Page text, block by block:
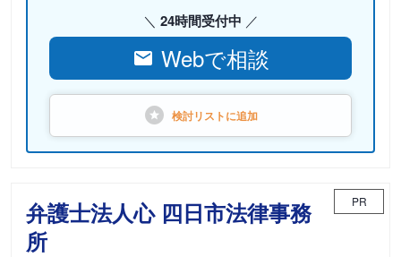
24時間受付中
Webで相談
検討リストに追加
弁護士法人心 四日市法律事務
所
PR